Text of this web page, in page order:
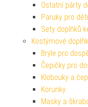
Ostatní párty
Paruky pro děti
Sety doplňků
Kostýmové
Brýle pro
Čepičky pro
Klobouky a
Korunky
Masky a